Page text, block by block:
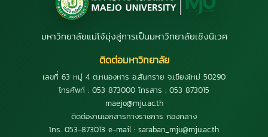
มหาวิทยาลัยแม่โจ้มุ่งสู่การเป็นมหาวิทยาลัยเชิงนิเวศ
ติดต่อมหาวิทยาลัย
เลขที่ 63 หมู่ 4 ต.หนองหาร อ.สันทราย จ.เชียงใหม่ 50290
โทรศัพท์ : 053 873000 โทรสาร : 053 873015
maejo@mju.ac.th
ติดต่องานเอกสารทางราชการ กองกลาง
โทร. 053-873013 e-mail : saraban_mju@mju.ac.th